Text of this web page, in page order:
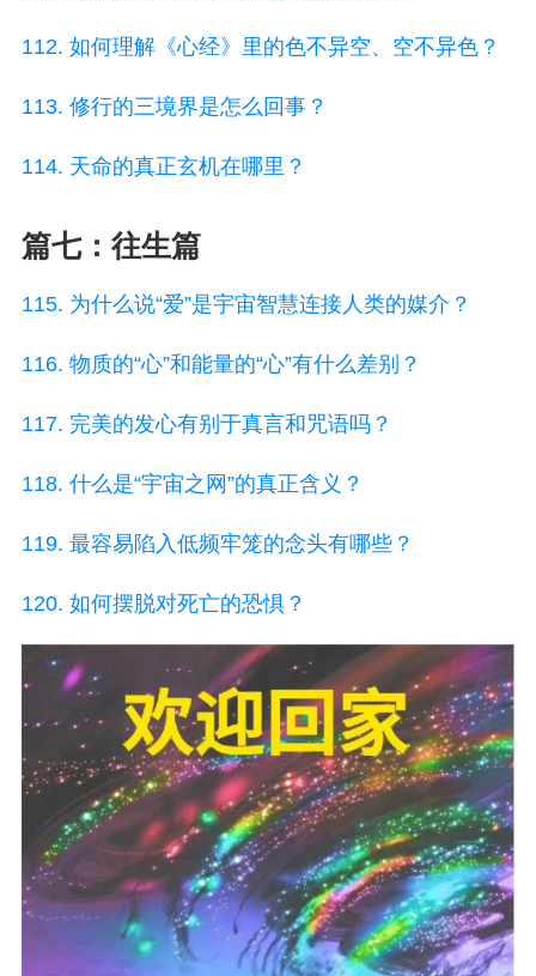
112. 如何理解《心经》里的色不异空、空不异色？
113. 修行的三境界是怎么回事？
114. 天命的真正玄机在哪里？
篇七：往生篇
115. 为什么说“爱”是宇宙智慧连接人类的媒介？
116. 物质的“心”和能量的“心”有什么差别？
117. 完美的发心有别于真言和咒语吗？
118. 什么是“宇宙之网”的真正含义？
119. 最容易陷入低频牢笼的念头有哪些？
120. 如何摆脱对死亡的恐惧？